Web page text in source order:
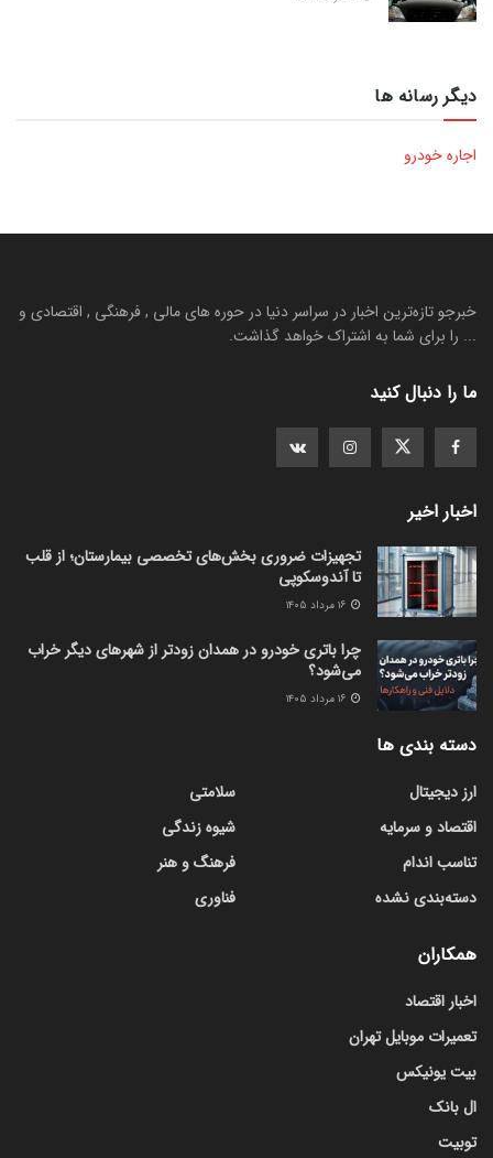
دیگر رسانه ها
اجاره خودرو
خبرجو تازه‌ترین اخبار در سراسر دنیا در حوره های مالی , فرهنگی , اقتصادی و
... را برای شما به اشتراک خواهد گذاشت.
ما را دنبال کنید
اخبار اخیر
تجهیزات ضروری بخش‌های تخصصی بیمارستان؛ از قلب
تا آندوسکوپی
چرا باتری خودرو در همدان زودتر از شهرهای دیگر خراب
می‌شود؟
دسته بندی ها
ارز دیجیتال
اقتصاد و سرمایه
تناسب اندام
دسته‌بندی نشده
سلامتی
شیوه زندگی
فرهنگ و هنر
فناوری
همکاران
اخبار اقتصاد
تعمیرات موبایل تهران
بیت یونیکس
ال بانک
توبیت